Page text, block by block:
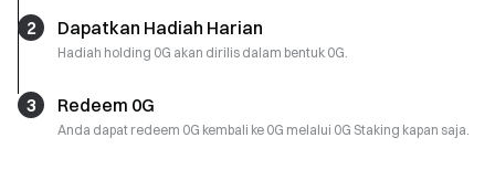
2 Dapatkan Hadiah Harian
Hadiah holding 0G akan dirilis dalam bentuk 0G.
3 Redeem 0G
Anda dapat redeem 0G kembali ke 0G melalui 0G Staking kapan saja.